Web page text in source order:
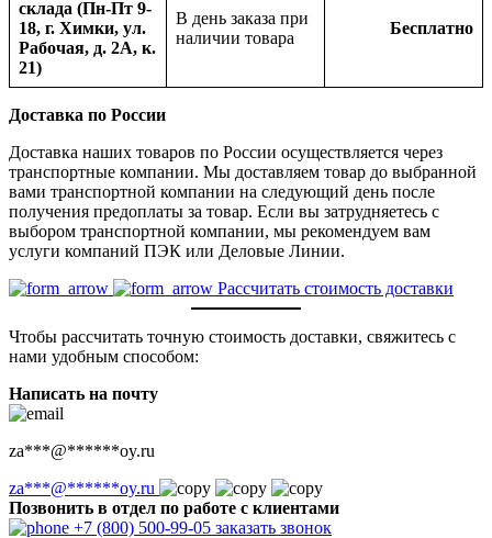
склада (Пн-Пт 9-
18, г. Химки, ул.
Рабочая, д. 2А, к.
21)
В день заказа при
наличии товара
Бесплатно
Доставка по России
Доставка наших товаров по России осуществляется через
транспортные компании. Мы доставляем товар до выбранной
вами транспортной компании на следующий день после
получения предоплаты за товар. Если вы затрудняетесь с
выбором транспортной компании, мы рекомендуем вам
услуги компаний ПЭК или Деловые Линии.
Рассчитать стоимость доставки
Чтобы рассчитать точную стоимость доставки, свяжитесь с
нами удобным способом:
Написать на почту
za***@******oy.ru
za***@******oy.ru
Позвонить в отдел по работе с клиентами
+7 (800) 500-99-05 заказать звонок